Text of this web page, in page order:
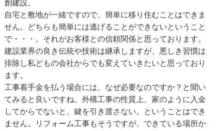
創建設。
自宅と敷地が一緒ですので、簡単に移り住むことはできま
せん。どちらも簡単には逃げることができないということ
で・・・。それがお客様との信頼関係と思っております。
建設業界の良き伝統や技術は継承しますが、悪しき習慣は
排除し私どもの会社からでも変えていきたいと思っており
ます。
工事着手金を払う場合には、なぜ必要なのですか？と聞い
てみると良いですね。外構工事の性質上、家のように入金
してからでないと、鍵を引き渡さない。ということはでき
ません。リフォーム工事もそうですが、できている場所か